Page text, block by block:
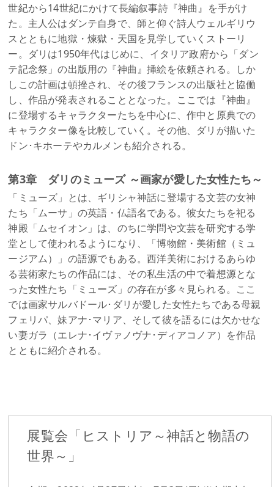
世紀から14世紀にかけて長編叙事詩『神曲』を手がけ
た。主人公はダンテ自身で、師と仰ぐ詩人ウェルギリウ
スとともに地獄・煉獄・天国を見学していくストーリ
ー。ダリは1950年代はじめに、イタリア政府から「ダン
テ記念祭」の出版用の『神曲』挿絵を依頼される。しか
しこの計画は頓挫され、その後フランスの出版社と協働
し、作品が発表されることとなった。ここでは『神曲』
に登場するキャラクターたちを中心に、作中と原典での
キャラクター像を比較していく。その他、ダリが描いた
ドン･キホーテやカルメンも紹介される。
第3章 ダリのミューズ ～画家が愛した女性たち～
「ミューズ」とは、ギリシャ神話に登場する文芸の女神
たち「ムーサ」の英語・仏語名である。彼女たちを祀る
神殿「ムセイオン」は、のちに学問や文芸を研究する学
堂として使われるようになり、「博物館・美術館（ミュ
ージアム）」の語源でもある。西洋美術におけるあらゆ
る芸術家たちの作品には、その私生活の中で着想源とな
った女性たち「ミューズ」の存在が多々見られる。ここ
では画家サルバドール･ダリが愛した女性たちである母親
フェリパ、妹アナ･マリア、そして彼を語るには欠かせな
い妻ガラ（エレナ･イヴァノヴナ･ディアコノア）を作品
とともに紹介される。
展覧会「ヒストリア～神話と物語の
世界～」